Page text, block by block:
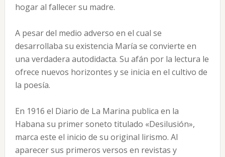
hogar al fallecer su madre.
A pesar del medio adverso en el cual se
desarrollaba su existencia María se convierte en
una verdadera autodidacta. Su afán por la lectura le
ofrece nuevos horizontes y se inicia en el cultivo de
la poesía.
En 1916 el Diario de La Marina publica en la
Habana su primer soneto titulado «Desilusión»,
marca este el inicio de su original lirismo. Al
aparecer sus primeros versos en revistas y